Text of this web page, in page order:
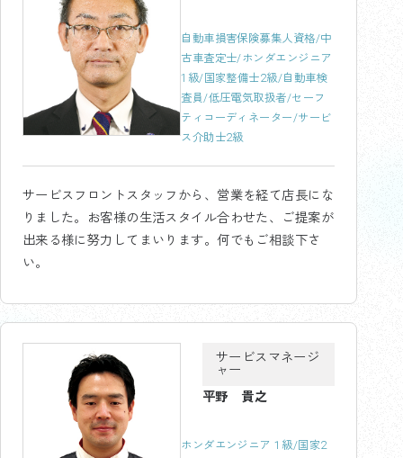
自動車損害保険募集人資格/中
古車査定士/ホンダエンジニア
1級/国家整備士2級/自動車検
査員/低圧電気取扱者/セーフ
ティコーディネーター/サービ
ス介助士2級
サービスフロントスタッフから、営業を経て店長にな
りました。お客様の生活スタイル合わせた、ご提案が
出来る様に努力してまいります。何でもご相談下さ
い。
サービスマネージ
ャー
平野 貴之
ホンダエンジニア１級/国家2